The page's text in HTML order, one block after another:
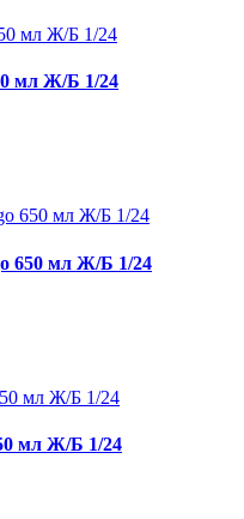
мл Ж/Б 1/24
650 мл Ж/Б 1/24
мл Ж/Б 1/24